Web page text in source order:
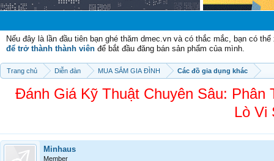
Nếu đây là lần đầu tiên bạn ghé thăm dmec.vn và có thắc mắc, bạn có
để trở thành thành viên để bắt đầu đăng bán sản phẩm của mình.
Trang chủ Diễn đàn MUA SẮM GIA ĐÌNH Các đồ gia dụng khác
Đánh Giá Kỹ Thuật Chuyên Sâu:
Lò Vi
Minhaus
Member